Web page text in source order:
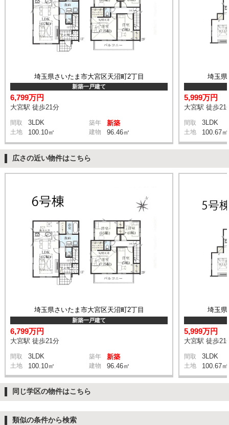
埼玉県さいたま市大宮区天沼町2丁目
新築一戸建て
6,799万円
大宮駅 徒歩21分
間取 3LDK 築年 新築
土地 100.10㎡ 建物 96.46㎡
埼玉県
5,999万円
大宮駅 徒歩21
間取 3LDK
土地 100.67㎡
広さの近い物件はこちら
埼玉県さいたま市大宮区天沼町2丁目
新築一戸建て
6,799万円
大宮駅 徒歩21分
間取 3LDK 築年 新築
土地 100.10㎡ 建物 96.46㎡
埼玉県
5,999万円
大宮駅 徒歩21
間取 3LDK
土地 100.67㎡
同じ学区の物件はこちら
類似の条件から検索